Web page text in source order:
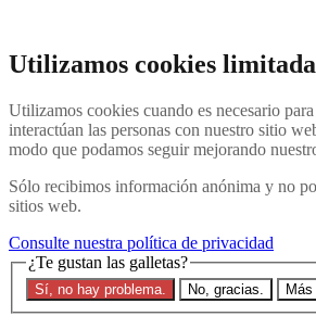
Utilizamos cookies
Utilizamos cookies cuando es necesario
interactúan las personas con nuestro sitio
modo que podamos seguir mejorando
Sólo recibimos información anónima y no
sitios web.
Consulte nuestra política de privacidad
¿Te gustan las galletas?
Sí, no hay problema. No, gracias.
Buscar en
Menú Póngase en contacto con nosotros
Última
Acerca de
Explicación de Interpol
Contacte con nosotros
Buscar en el sitio
Buscar en el sitio web